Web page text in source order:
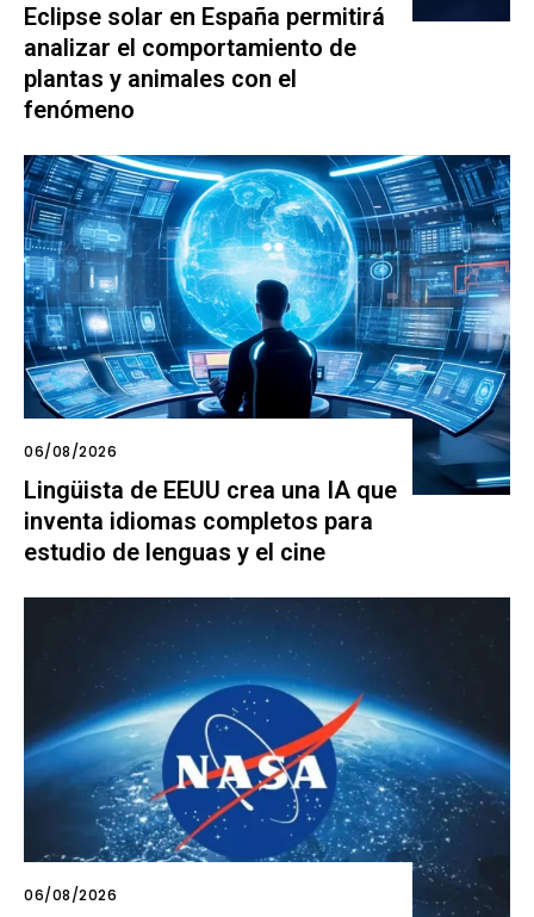
Eclipse solar en España permitirá
analizar el comportamiento de
plantas y animales con el
fenómeno
06/08/2026
Lingüista de EEUU crea una IA que
inventa idiomas completos para
estudio de lenguas y el cine
06/08/2026